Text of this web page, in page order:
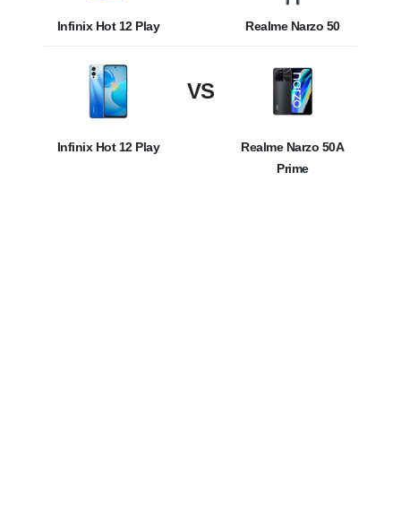
Infinix Hot 12 Play Realme Narzo 50
Infinix Hot 12 Play
VS
Realme Narzo 50A
Prime